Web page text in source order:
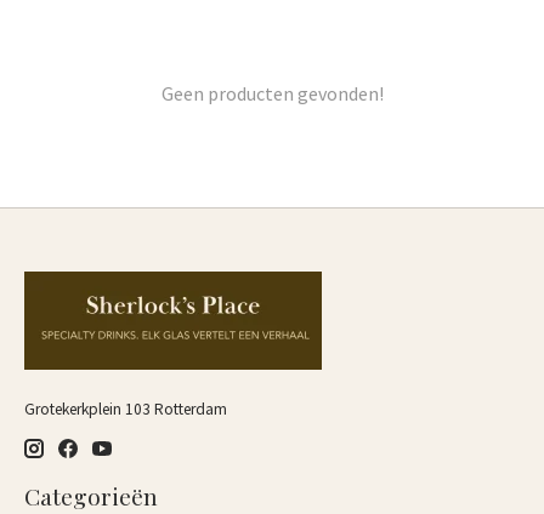
Geen producten gevonden!
Grotekerkplein 103 Rotterdam
Categorieën